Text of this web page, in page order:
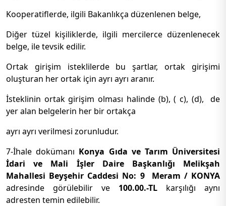
Kooperatiflerde, ilgili Bakanlıkça düzenlenen belge,
Diğer tüzel kişiliklerde, ilgili mercilerce düzenlenecek
belge, ile tevsik edilir.
Ortak girişim isteklilerde bu şartlar, ortak girişimi
oluşturan her ortak için ayrı ayrı aranır.
İsteklinin ortak girişim olması halinde (b), ( c), (d), de
yer alan belgelerin her bir ortakça
ayrı ayrı verilmesi zorunludur.
7-İhale dokümanı Konya Gıda ve Tarım Üniversitesi
İdari ve Mali İşler Daire Başkanlığı Melikşah
Mahallesi Beyşehir Caddesi No: 9 Meram / KONYA
adresinde görülebilir ve 100.00.-TL karşılığı aynı
adresten temin edilebilir.